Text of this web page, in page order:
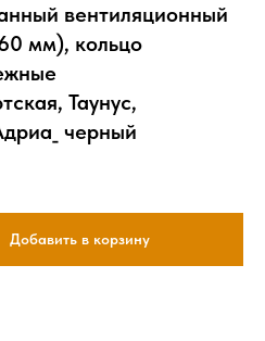
вентиляционный
мм), кольцо
Таунус,
черный
Добавить в корзину